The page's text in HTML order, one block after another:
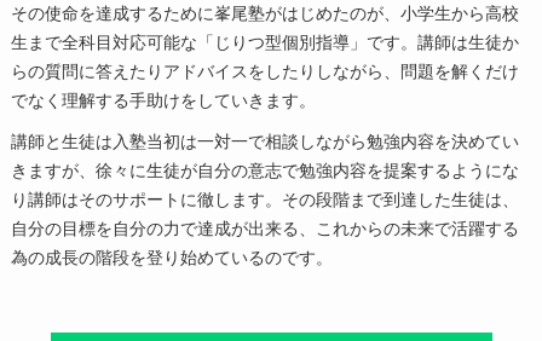
その使命を達成するために峯尾塾がはじめたのが、小学生から高校
生まで全科目対応可能な「じりつ型個別指導」です。講師は生徒か
らの質問に答えたりアドバイスをしたりしながら、問題を解くだけ
でなく理解する手助けをしていきます。
講師と生徒は入塾当初は一対一で相談しながら勉強内容を決めてい
きますが、徐々に生徒が自分の意志で勉強内容を提案するようにな
り講師はそのサポートに徹します。その段階まで到達した生徒は、
自分の目標を自分の力で達成が出来る、これからの未来で活躍する
為の成長の階段を登り始めているのです。